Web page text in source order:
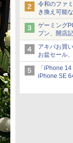
令和のファ
き換え可能
ム」
ゲーミング
プン、開店
押し寄せ長
アキバお買
お盆セール
円、水平周
9,801円、
「iPhone
iPhone SE